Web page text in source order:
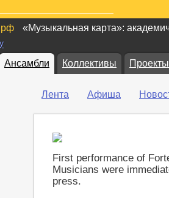
«Музыкальная карта»:
Ансамбли Коллективы Проекты
Лента Афиша
First performance of
Musicians were
press.